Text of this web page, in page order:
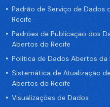
Padrão de Serviço de Dados
Recife
Padrões de Publicação dos
Abertos do Recife
Política de Dados Abertos da
Sistemática de Atualização
Abertos do Recife
Visualizações de Dados